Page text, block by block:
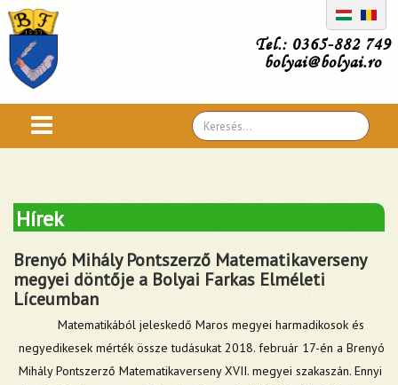
Tel.: 0365-882 749
bolyai@bolyai.ro
Search
...
Hírek
Brenyó Mihály Pontszerző Matematikaverseny
megyei döntője a Bolyai Farkas Elméleti
Líceumban
Matematikából jeleskedő Maros megyei harmadikosok és
negyedikesek mérték össze tudásukat 2018. február 17-én a Brenyó
Mihály Pontszerző Matematikaverseny XVII. megyei szakaszán. Ennyi